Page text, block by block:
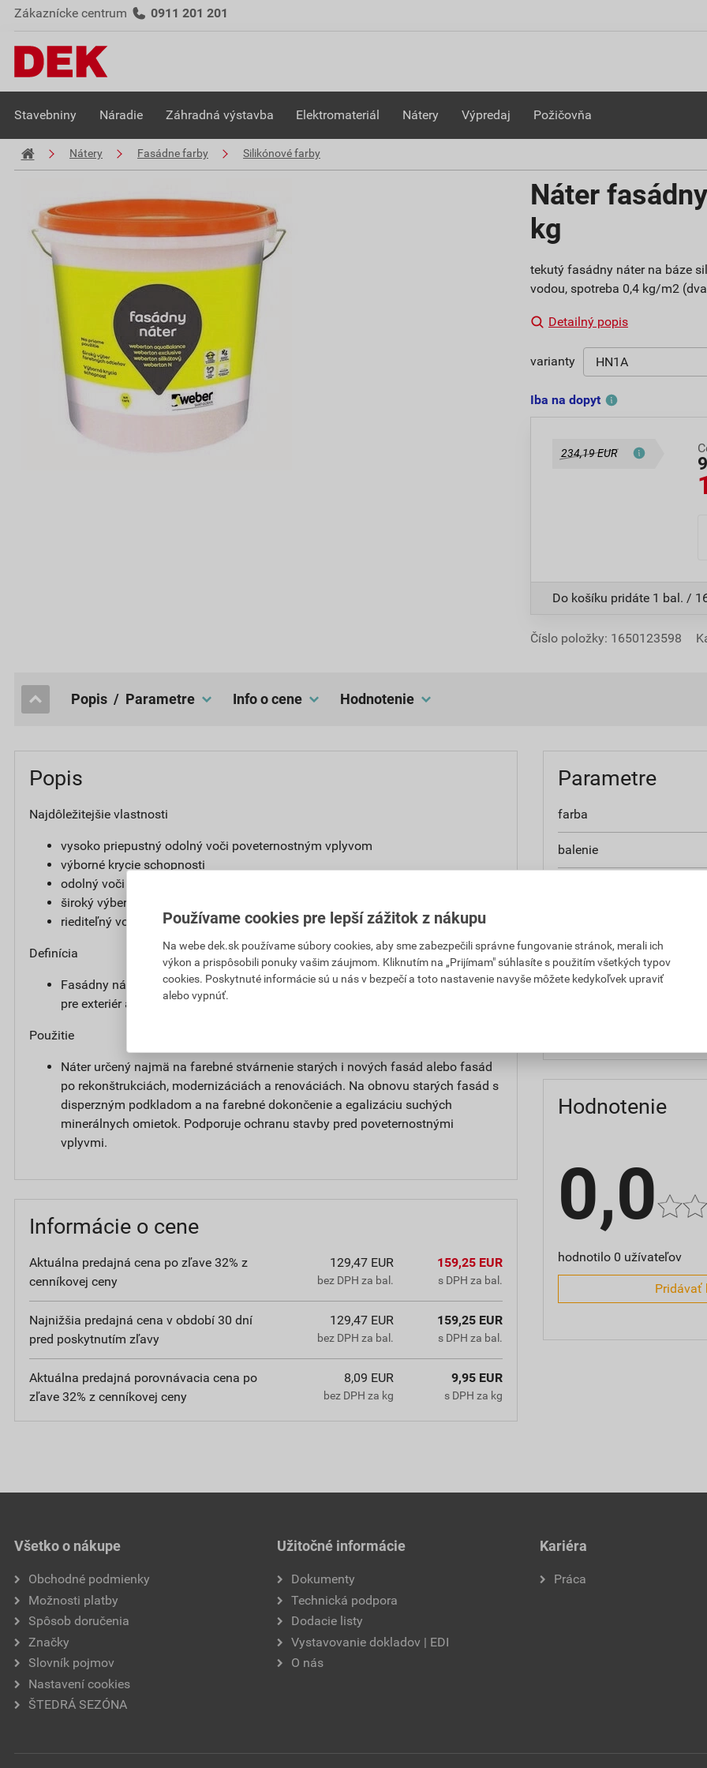
Zákaznícke centrum 0911 201 201
Stavebniny Náradie Záhradná výstavba Elektromateriál Nátery Výpredaj Požičovňa
Nátery Fasádne farby Silikónové farby
Náter
kg
tekutý fasádny náter na báze
vodou, spotreba 0,4 kg/m2
Detailný popis
varianty
Iba na dopyt
234,19 EUR 9
Do košíku pridáte 1 bal. /
Číslo položky: 1650123598
popis / Parametre Info o cene hodnotenie
Popis
Najdôležitejšie vlastnosti
vysoko priepustný odolný voči poveternostným vplyvom
výborné krycie schopnosti
odolný voči poveternostným vplyvom, UV žiareniu a priemyselným splodinám
široký výber odtieňov
riediteľný vodou
Definícia
Fasádny náter obsahujúci silikónovú disperziu, pripravený na priame použitie
pre exteriér aj interiér.
Použitie
Náter určený najmä na farebné stvárnenie starých i nových fasád alebo fasád
po rekonštrukciách, modernizáciách a renováciách. Na obnovu starých fasád s
disperzným podkladom a na farebné dokončenie a egalizáciu suchých
minerálnych omietok. Podporuje ochranu stavby pred poveternostnými
vplyvmi.
Informácie o cene
Aktuálna predajná cena po zľave 32% z
cenníkovej ceny
129,47 EUR
bez DPH za bal.
159,25 EUR
s DPH za bal.
Najnižšia predajná cena v období 30 dní
pred poskytnutím zľavy
129,47 EUR
bez DPH za bal.
159,25 EUR
s DPH za bal.
Aktuálna predajná porovnávacia cena po
zľave 32% z cenníkovej ceny
8,09 EUR
bez DPH za kg
9,95 EUR
s DPH za kg
Parametre
farba
balenie
typ
Hodnotenie
0,0
hodnotilo 0 užívateľov
Pridávať
Všetko o nákupe
Obchodné podmienky
Možnosti platby
Spôsob doručenia
Značky
Slovník pojmov
Nastavení cookies
ŠTEDRÁ SEZÓNA
Užitočné informácie
Dokumenty
Technická podpora
Dodacie listy
Vystavovanie dokladov | EDI
O nás
Kariéra
Práca
Používame cookies pre lepší zážitok z nákupu
Na webe dek.sk používame súbory cookies, aby sme zabezpečili správne fungovanie stránok, merali ich
výkon a prispôsobili ponuky vašim záujmom. Kliknutím na „Prijímam" súhlasíte s použitím všetkých typov
cookies. Poskytnuté informácie sú u nás v bezpečí a toto nastavenie navyše môžete kedykoľvek upraviť
alebo vypnúť.